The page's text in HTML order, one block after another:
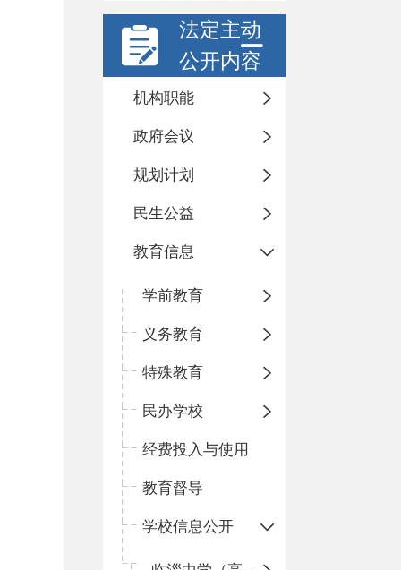
法定主动
公开内容
机构职能
政府会议
规划计划
民生公益
教育信息
学前教育
义务教育
特殊教育
民办学校
经费投入与使用
教育督导
学校信息公开